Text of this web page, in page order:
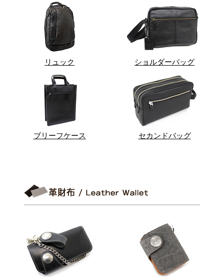
リュック ショルダーバッグ
ブリーフケース セカンドバッグ